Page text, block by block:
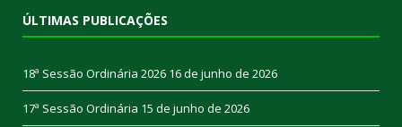
ÚLTIMAS PUBLICAÇÕES
18ª Sessão Ordinária 2026 16 de junho de 2026
17ª Sessão Ordinária 15 de junho de 2026